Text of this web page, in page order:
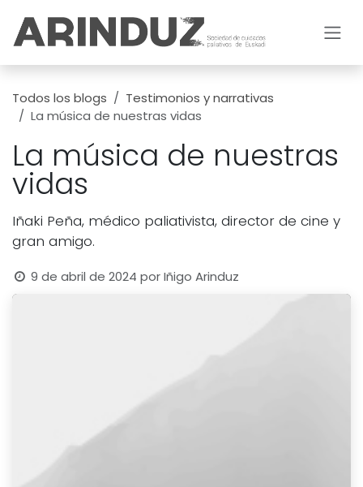
Todos los blogs
Testimonios y narrativas
La música de nuestras vidas
La música de nuestras
vidas
Iñaki Peña, médico paliativista, director de cine y
gran amigo.
9 de abril de 2024 porIñigo Arinduz